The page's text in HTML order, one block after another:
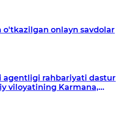
o'tkazilgan onlayn savdolar
agentligi rahbariyati dastur
viloyatining Karmana,